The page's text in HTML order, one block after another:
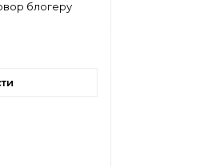
блогеру